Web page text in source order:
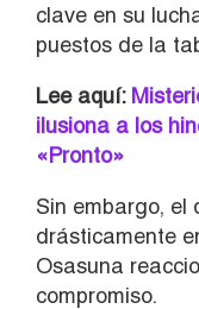
clave en su
puestos de la
Lee aquí:
ilusiona a los
«Pronto»
Sin embargo, el
drásticamente
Osasuna
compromiso.